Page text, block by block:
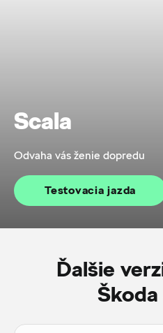
Scala
Odvaha vás ženie dopredu
Testovacia jazda
Ďalšie
Škoda